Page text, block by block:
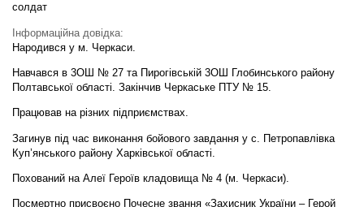
солдат
Інформаційна довідка:
Народився у м. Черкаси.
Навчався в 3OШ № 27 та Пирогівській 3ОШ Глобинського району
Полтавської області. Закінчив Черкаське ПТУ № 15.
Працював на різних підприємствах.
Загинув під час виконання бойового завдання у с. Петропавлівка
Куп’янського району Харківської області.
Похований на Алеї Героїв кладовища № 4 (м. Черкаси).
Посмертно присвоєно Почесне звання «Захисник України – Герой